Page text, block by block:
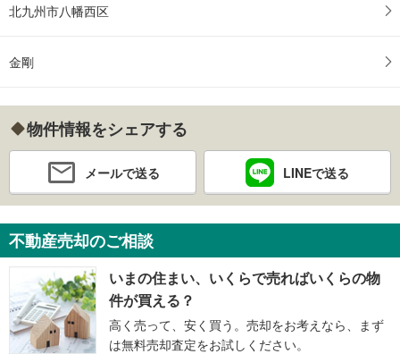
北九州市八幡西区
金剛
物件情報をシェアする
メールで送る LINEで送る
不動産売却のご相談
いまの住まい、いくらで売ればいくらの物
件が買える？
高く売って、安く買う。売却をお考えなら、まず
は無料売却査定をお試しください。